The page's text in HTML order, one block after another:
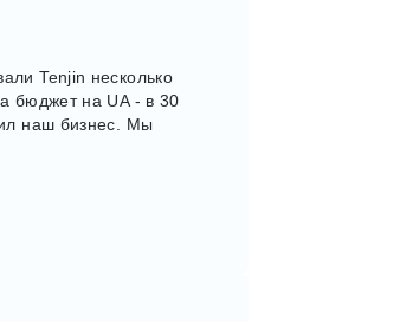
Tenjin несколько
бюджет на UA - в 30
наш бизнес. Мы